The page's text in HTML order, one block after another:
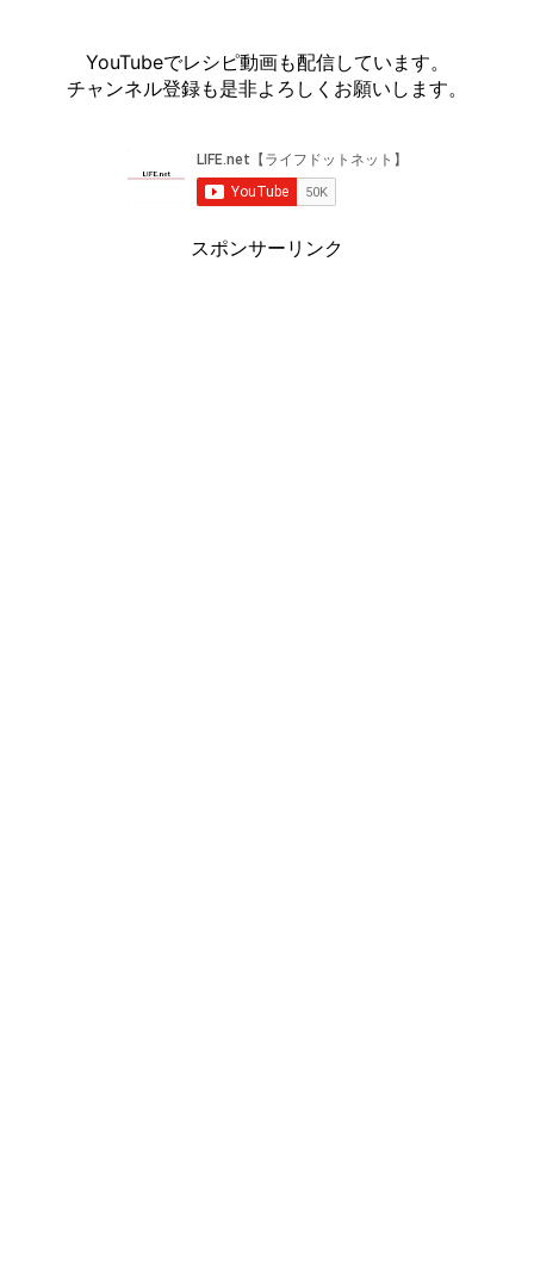
YouTubeでレシピ動画も配信しています。
チャンネル登録も是非よろしくお願いします。
スポンサーリンク